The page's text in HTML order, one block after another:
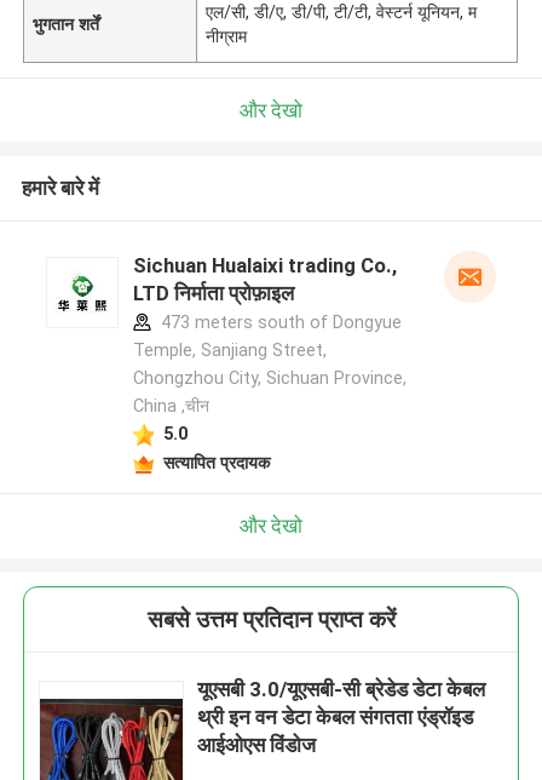
भुगतान शर्तें
एल/सी, डी/ए, डी/पी, टी/टी, वेस्टर्न यूनियन, म
नीग्राम
और देखो
हमारे बारे में
Sichuan Hualaixi trading Co.,
LTD निर्माता प्रोफ़ाइल
473 meters south of Dongyue
Temple, Sanjiang Street,
Chongzhou City, Sichuan Province,
China ,चीन
5.0
सत्यापित प्रदायक
और देखो
सबसे उत्तम प्रतिदान प्राप्त करें
यूएसबी 3.0/यूएसबी-सी ब्रेडेड डेटा केबल
थ्री इन वन डेटा केबल संगतता एंड्रॉइड
आईओएस विंडोज